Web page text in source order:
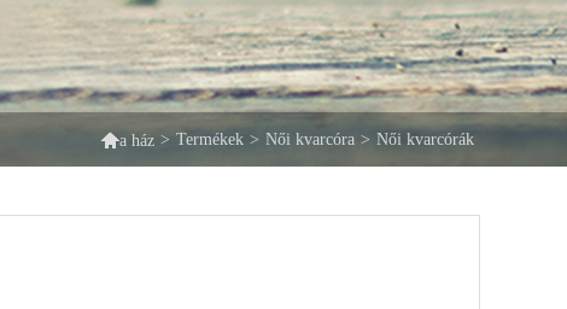
a ház > Termékek > Női kvarcóra > Női kvarcórák